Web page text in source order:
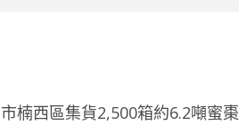
楠西區集貨2,500箱約6.2噸蜜棗